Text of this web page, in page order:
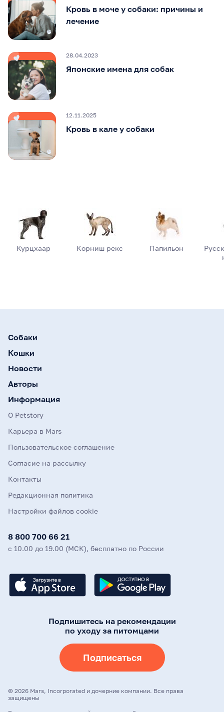
Кровь в моче у собаки: причины и
лечение
28.04.2023
Японские имена для собак
12.11.2025
Кровь в кале у собаки
Курцхаар Корниш рекс Папильон
Собаки
Кошки
Новости
Авторы
Информация
О Petstory
Карьера в Mars
Пользовательское соглашение
Согласие на рассылку
Контакты
Редакционная политика
Настройки файлов cookie
8 800 700 66 21
с 10.00 до 19.00 (МСК), бесплатно по России
Подпишитесь на рекомендации
по уходу за питомцами
Подписаться
© 2026 Mars, Incorporated и дочерние компании. Все права
защищены